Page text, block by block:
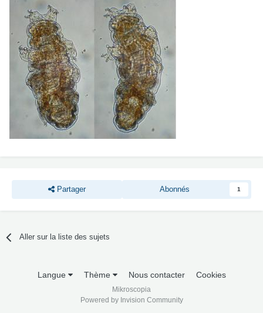
Partager Abonnés 1
Aller sur la liste des sujets
Langue Thème Nous contacter Cookies
Mikroscopia
Powered by Invision Community